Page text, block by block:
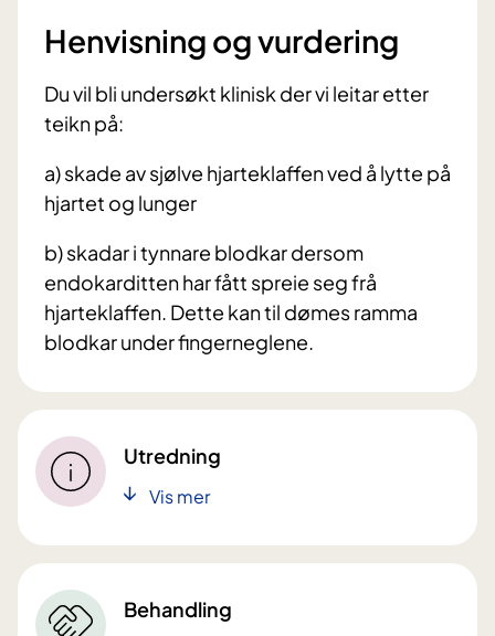
Henvisning og vurdering
Du vil bli undersøkt klinisk der vi leitar etter
teikn på:
a) skade av sjølve hjarteklaffen ved å lytte på
hjartet og lunger
b) skadar i tynnare blodkar dersom
endokarditten har fått spreie seg frå
hjarteklaffen. Dette kan til dømes ramma
blodkar under fingerneglene.
Utredning
Vis mer
Behandling